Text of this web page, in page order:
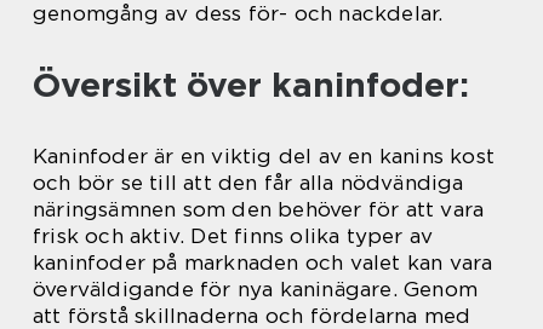
genomgång av dess för- och nackdelar.
Översikt över kaninfoder:
Kaninfoder är en viktig del av en kanins kost
och bör se till att den får alla nödvändiga
näringsämnen som den behöver för att vara
frisk och aktiv. Det finns olika typer av
kaninfoder på marknaden och valet kan vara
överväldigande för nya kaninägare. Genom
att förstå skillnaderna och fördelarna med